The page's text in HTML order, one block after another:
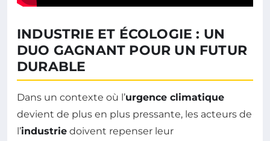
INDUSTRIE ET ÉCOLOGIE : UN
DUO GAGNANT POUR UN FUTUR
DURABLE
Dans un contexte où l’urgence climatique
devient de plus en plus pressante, les acteurs de
l’industrie doivent repenser leur